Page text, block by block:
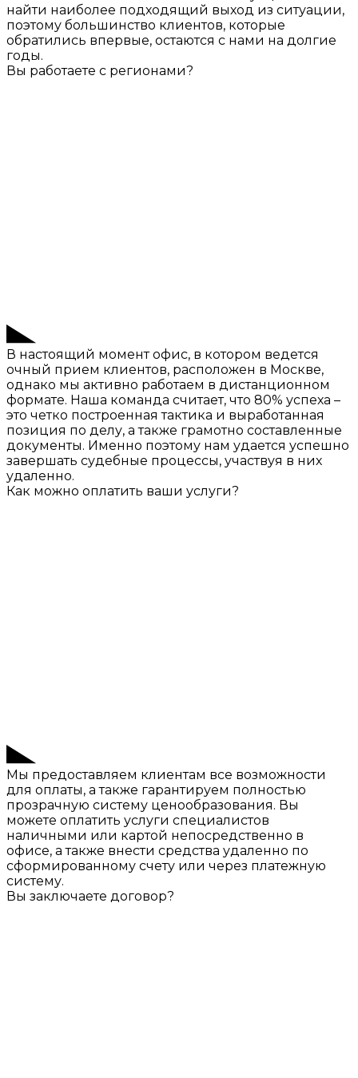
найти наиболее подходящий выход из ситуации,
поэтому большинство клиентов, которые
обратились впервые, остаются с нами на долгие
годы.
Вы работаете с регионами?
В настоящий момент офис, в котором ведется
очный прием клиентов, расположен в Москве,
однако мы активно работаем в дистанционном
формате. Наша команда считает, что 80% успеха –
это четко построенная тактика и выработанная
позиция по делу, а также грамотно составленные
документы. Именно поэтому нам удается успешно
завершать судебные процессы, участвуя в них
удаленно.
Как можно оплатить ваши услуги?
Мы предоставляем клиентам все возможности
для оплаты, а также гарантируем полностью
прозрачную систему ценообразования. Вы
можете оплатить услуги специалистов
наличными или картой непосредственно в
офисе, а также внести средства удаленно по
сформированному счету или через платежную
систему.
Вы заключаете договор?